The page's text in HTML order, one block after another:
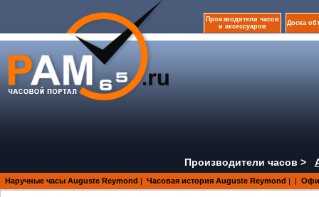
Производители часов
и аксессуаров
Доска
Производители часов >
Наручные часы Auguste Reymond | Часовая история Auguste Reymond | |